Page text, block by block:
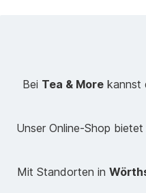
Bei Tea & Morekannst
Unser Online-Shop
Mit Standorten in